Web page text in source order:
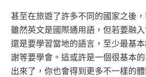
甚至在旅遊了許多不同的國家之後
雖然英文是國際通用語，但若要融
還是要學習當地的語言，至少最基
謝等要學會。這或許是一個很基本
出來了，你也會得到更多不一樣的